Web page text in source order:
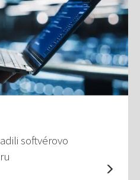
softvérovo